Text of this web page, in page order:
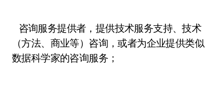
咨询服务提供者，提供技术服务支持、技术
（方法、商业等）咨询，或者为企业提供类似
数据科学家的咨询服务；